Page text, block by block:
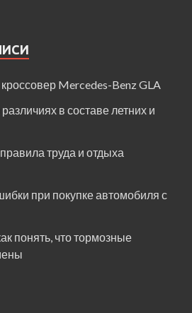
Mercedes-Benz GLA
в составе летних и
труда и отдыха
при покупке автомобиля с
понять, что тормозные